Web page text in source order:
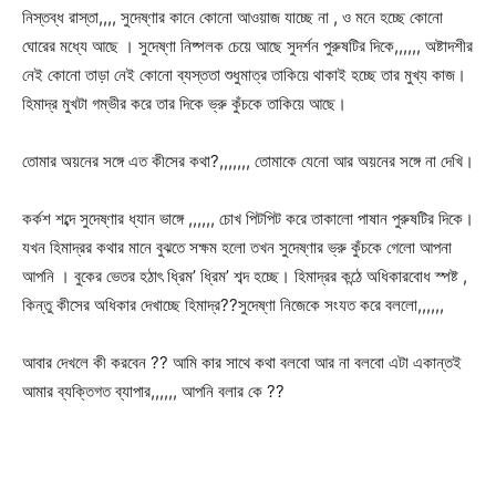
নিস্তব্ধ রাস্তা,,,, সুদেষ্ণার কানে কোনো আওয়াজ যাচ্ছে না , ও মনে হচ্ছে কোনো
ঘোরের মধ্যে আছে । সুদেষ্ণা নিষ্পলক চেয়ে আছে সুদর্শন পুরুষটির দিকে,,,,,, অষ্টাদশীর
নেই কোনো তাড়া নেই কোনো ব্যস্ততা শুধুমাত্র তাকিয়ে থাকাই হচ্ছে তার মুখ্য কাজ।
হিমাদ্র মুখটা গম্ভীর করে তার দিকে ভ্রু কুঁচকে তাকিয়ে আছে।
তোমার অয়নের সঙ্গে এত কীসের কথা?,,,,,,, তোমাকে যেনো আর অয়নের সঙ্গে না দেখি।
কর্কশ শব্দে সুদেষ্ণার ধ্যান ভাঙ্গে ,,,,,, চোখ পিটপিট করে তাকালো পাষান পুরুষটির দিকে।
যখন হিমাদ্রর কথার মানে বুঝতে সক্ষম হলো তখন সুদেষ্ণার ভ্রু কুঁচকে গেলো আপনা
আপনি । বুকের ভেতর হঠাৎ ধ্রিম’ ধ্রিম’ শব্দ হচ্ছে। হিমাদ্রর কন্ঠে অধিকারবোধ স্পষ্ট ,
কিন্তু কীসের অধিকার দেখাচ্ছে হিমাদ্র??সুদেষ্ণা নিজেকে সংযত করে বললো,,,,,,
আবার দেখলে কী করবেন ?? আমি কার সাথে কথা বলবো আর না বলবো এটা একান্তই
আমার ব্যক্তিগত ব্যাপার,,,,,, আপনি বলার কে ??